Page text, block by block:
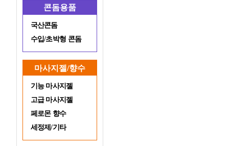
콘돔용품
국산콘돔
수입/초박형 콘돔
마사지젤/향수
기능 마사지젤
고급 마사지젤
페로몬 향수
세정제/기타